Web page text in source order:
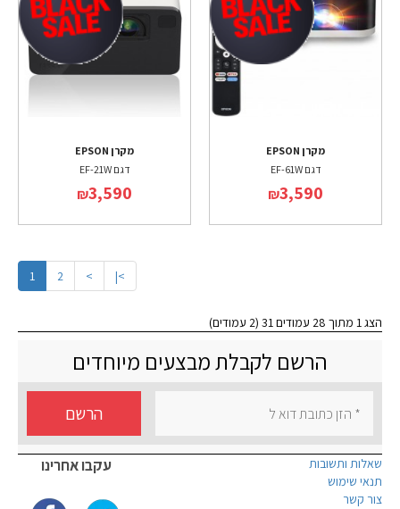
מקרן EPSON
דגם EF-61W
₪3,590
מקרן EPSON
דגם EF-21W
₪3,590
1 2 > >|
הצג 1 מתוך 28 עמודים 31 (2 עמודים)
הרשם לקבלת מבצעים מיוחדים
הרשם
עקבו אחרינו
שאלות ותשובות
תנאי שימוש
צור קשר